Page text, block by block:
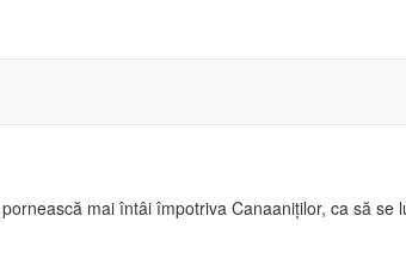
mai întâi împotriva Canaaniţilor, ca să se